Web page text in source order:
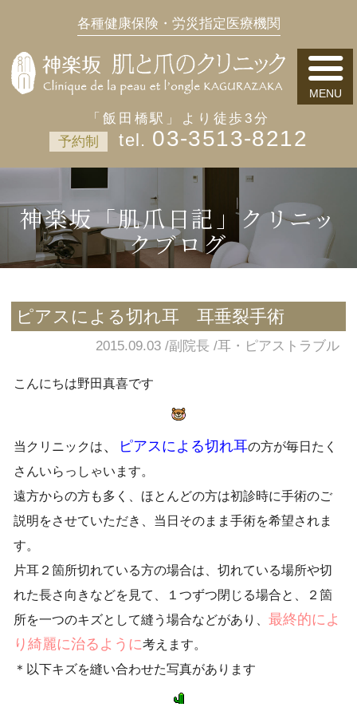
各種健康保険・労災指定医療機関
「飯田橋駅」より徒歩3分
予約制
03-3513-8212
神楽坂「肌爪日記」クリニッ
クブログ
ピアスによる切れ耳 耳垂裂手術
2015.09.03 副院長 耳・ピアストラブル
こんにちは野田真喜です
当クリニックは、 ピアスによる切れ耳の方が毎日たく
さんいらっしゃいます。
遠方からの方も多く、ほとんどの方は初診時に手術のご
説明をさせていただき、当日そのまま手術を希望されま
す。
片耳２箇所切れている方の場合は、切れている場所や切
れた長さ向きなどを見て、１つずつ閉じる場合と、２箇
所を一つのキズとして縫う場合などがあり、 最終的によ
り綺麗に治るように考えます。
＊以下キズを縫い合わせた写真があります